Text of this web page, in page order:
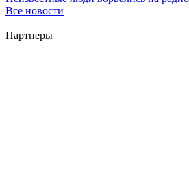
Все новости
Партнеры